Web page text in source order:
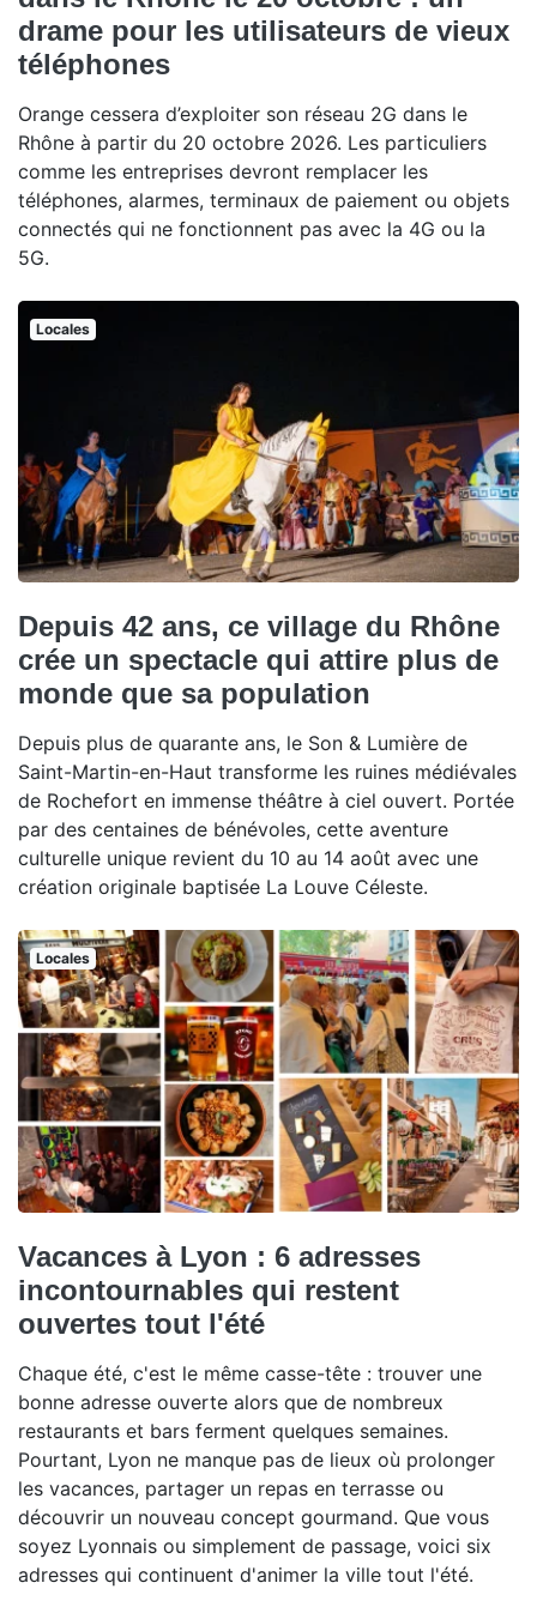
drame pour les utilisateurs de vieux
téléphones
Orange cessera d’exploiter son réseau 2G dans le
Rhône à partir du 20 octobre 2026. Les particuliers
comme les entreprises devront remplacer les
téléphones, alarmes, terminaux de paiement ou objets
connectés qui ne fonctionnent pas avec la 4G ou la
5G.
Locales
Depuis 42 ans, ce village du Rhône
crée un spectacle qui attire plus de
monde que sa population
Depuis plus de quarante ans, le Son & Lumière de
Saint-Martin-en-Haut transforme les ruines médiévales
de Rochefort en immense théâtre à ciel ouvert. Portée
par des centaines de bénévoles, cette aventure
culturelle unique revient du 10 au 14 août avec une
création originale baptisée La Louve Céleste.
Locales
Vacances à Lyon : 6 adresses
incontournables qui restent
ouvertes tout l'été
Chaque été, c'est le même casse-tête : trouver une
bonne adresse ouverte alors que de nombreux
restaurants et bars ferment quelques semaines.
Pourtant, Lyon ne manque pas de lieux où prolonger
les vacances, partager un repas en terrasse ou
découvrir un nouveau concept gourmand. Que vous
soyez Lyonnais ou simplement de passage, voici six
adresses qui continuent d'animer la ville tout l'été.